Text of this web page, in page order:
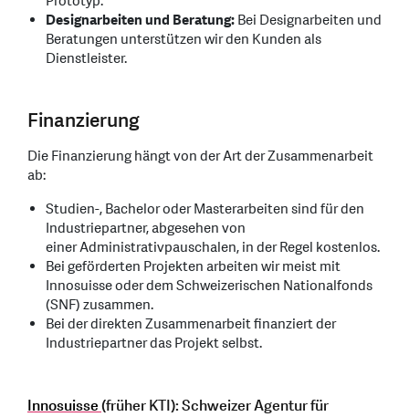
Designarbeiten und Beratung:Bei Designarbeiten und
Beratungen unterstützen wir den Kunden als
Dienstleister.
Finanzierung
Die Finanzierung hängt von der Art der Zusammenarbeit
ab:
Studien-, Bachelor oder Masterarbeiten sind für den
Industriepartner, abgesehen von
einer Administrativpauschalen, in der Regel kostenlos.
Bei geförderten Projekten arbeiten wir meist mit
Innosuisse oder dem Schweizerischen Nationalfonds
(SNF) zusammen.
Bei der direkten Zusammenarbeit finanziert der
Industriepartner das Projekt selbst.
Innosuisse(früher KTI): Schweizer Agentur für